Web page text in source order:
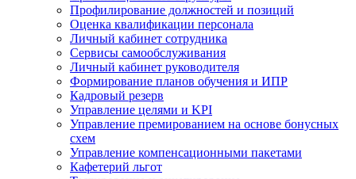
Профилирование должностей и позиций
Оценка квалификации персонала
Личный кабинет сотрудника
Сервисы самообслуживания
Личный кабинет руководителя
Формирование планов обучения и ИПР
Кадровый резерв
Управление целями и KPI
Управление премированием на основе бонусных
схем
Управление компенсационными пакетами
Кафетерий льгот